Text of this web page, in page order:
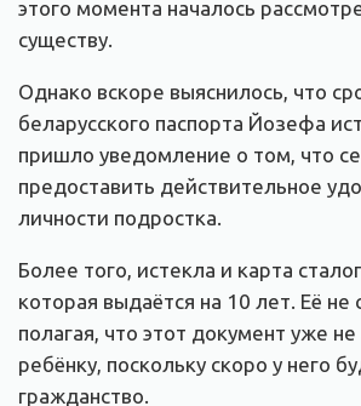
этого момента началось
существу.
Однако вскоре выяснилось, что
беларусского паспорта Йозефа
пришло уведомление о том, что
предоставить действительное
личности подростка.
Более того, истекла и карта
которая выдаётся на 10 лет. Её не
полагая, что этот документ уже
ребёнку, поскольку скоро у него
гражданство.